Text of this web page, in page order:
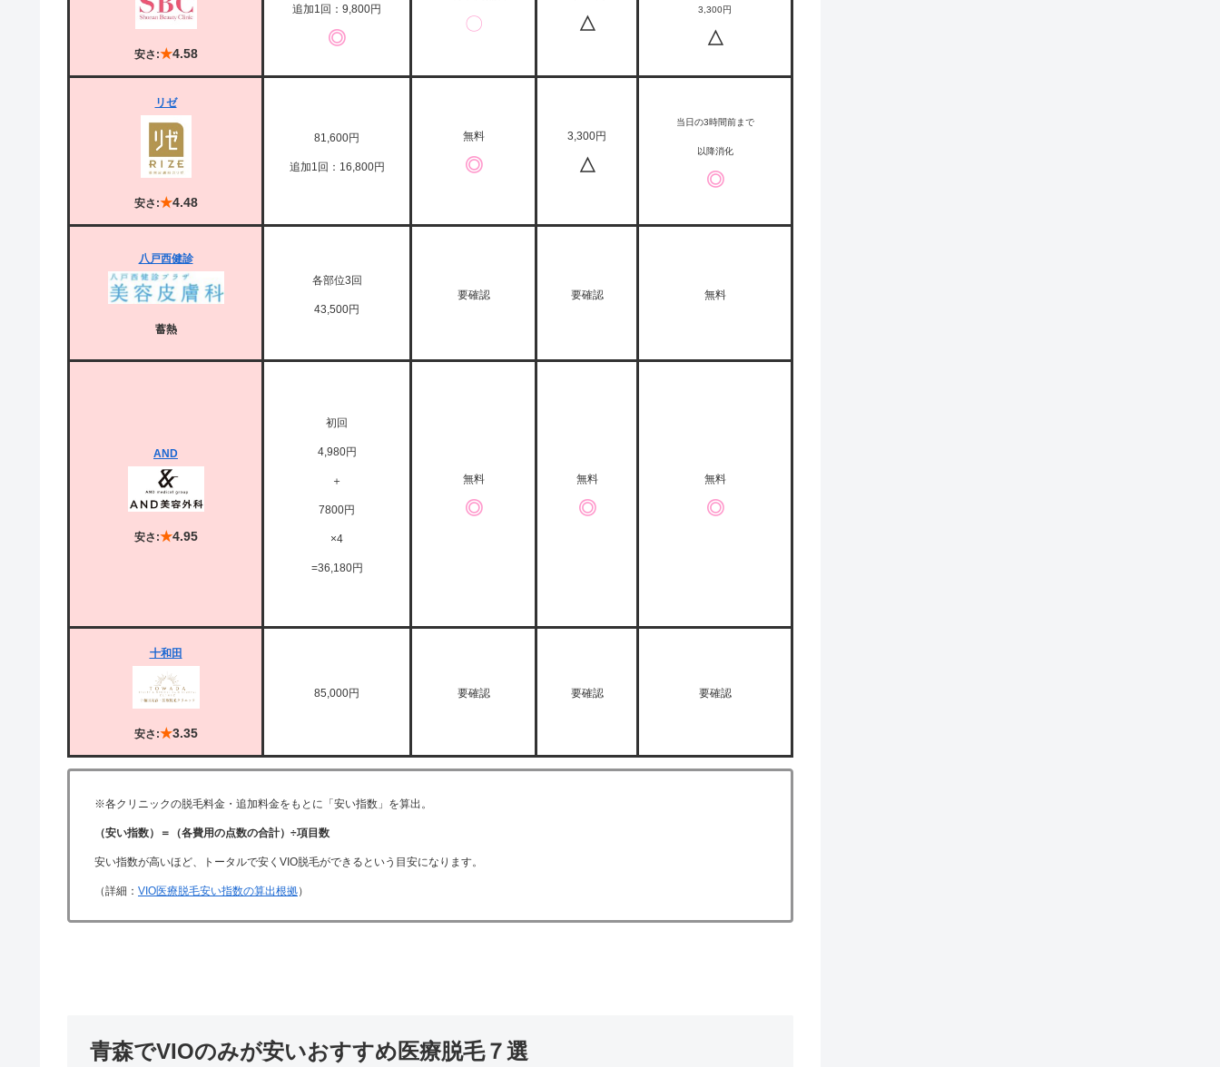
安さ:★4.58
追加1回：9,800円
◎
〇 △
3,300円
△
リゼ
安さ:★4.48
81,600円
追加1回：16,800円
無料
◎
3,300円
△
当日の3時間前まで
以降消化
◎
八戸西健診
蓄熱
各部位3回
43,500円
要確認 要確認 無料
AND
安さ:★4.95
初回
4,980円
＋
7800円
×4
=36,180円
無料
◎
無料
◎
無料
◎
十和田
安さ:★3.35
85,000円 要確認 要確認 要確認
※各クリニックの脱毛料金・追加料金をもとに「安い指数」を算出。
（安い指数）＝（各費用の点数の合計）÷項目数
安い指数が高いほど、トータルで安くVIO脱毛ができるという目安になります。
（詳細： VIO医療脱毛安い指数の算出根拠）
青森でVIOのみが安いおすすめ医療脱毛７選